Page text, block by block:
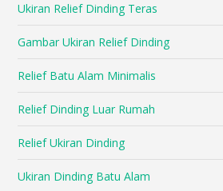
Ukiran Relief Dinding Teras
Gambar Ukiran Relief Dinding
Relief Batu Alam Minimalis
Relief Dinding Luar Rumah
Relief Ukiran Dinding
Ukiran Dinding Batu Alam